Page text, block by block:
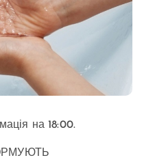
на 18:00.